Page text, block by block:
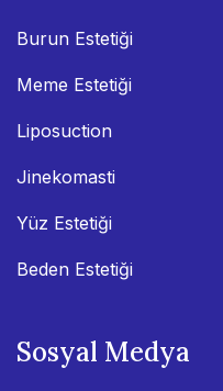
Burun Estetiği
Meme Estetiği
Liposuction
Jinekomasti
Yüz Estetiği
Beden Estetiği
Sosyal Medya